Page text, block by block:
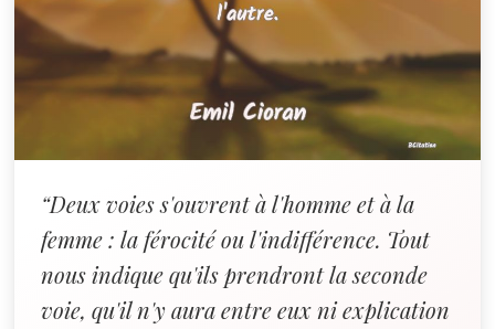
“Deux voies s'ouvrent à l'homme et à la
femme : la férocité ou l'indifférence. Tout
nous indique qu'ils prendront la seconde
voie, qu'il n'y aura entre eux ni explication